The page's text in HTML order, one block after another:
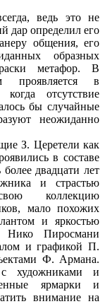
ведь это не
дар определил его
общения, его
образных
метафор. В
проявляется в
отсутствие
бы случайные
неожиданно
З. Церетели как
в составе
двадцати лет
и страстью
коллекцию
мало похожих
и яркостью
Нико Пиросмани
и графикой П.
Ф. Армана.
художниками и
ярмарки и
внимание на